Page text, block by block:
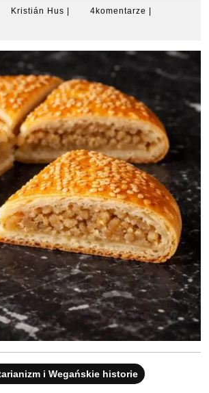
Kristián Hus Kristián4komentarze
i Wegańskie historie